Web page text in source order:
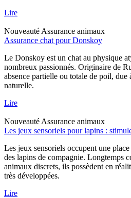
Lire
Nouveauté Assurance animaux
Assurance chat pour Donskoy
Le Donskoy est un chat au physique
nombreux passionnés. Originaire de
absence partielle ou totale de poil, due
naturelle.
Lire
Nouveauté Assurance animaux
Les jeux sensoriels pour lapins :
Les jeux sensoriels occupent une
des lapins de compagnie. Longtemps
animaux discrets, ils possèdent en
très développées.
Lire